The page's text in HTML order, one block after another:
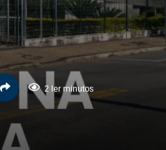
2 ler minutos